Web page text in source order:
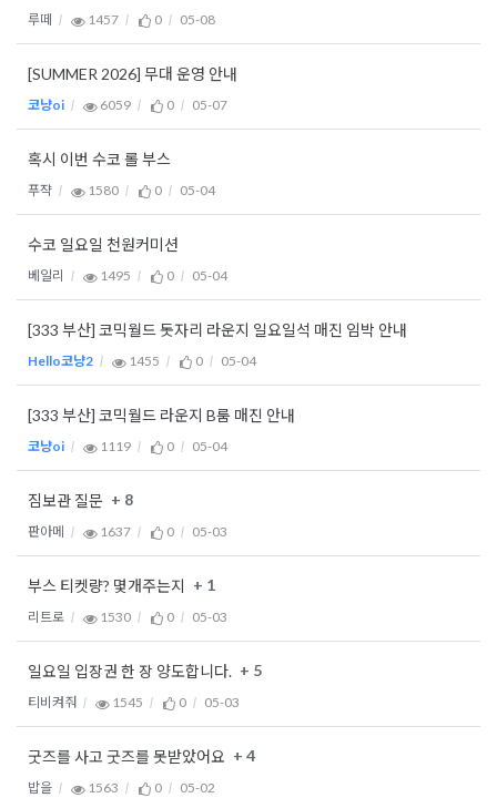
루떼 1457 0 05-08
[SUMMER 2026] 무대 운영 안내
코냥oi 6059 0 05-07
혹시 이번 수코 롤 부스
푸쟉 1580 0 05-04
수코 일요일 천원커미션
베일리 1495 0 05-04
[333 부산] 코믹월드 돗자리 라운지 일요일석 매진 임박 안내
Hello코냥2 1455 0 05-04
[333 부산] 코믹월드 라운지 B룸 매진 안내
코냥oi 1119 0 05-04
짐보관 질문 + 8
판아메 1637 0 05-03
부스 티켓량? 몇개주는지 + 1
리트로 1530 0 05-03
일요일 입장권 한 장 양도합니다. + 5
티비켜줘 1545 0 05-03
굿즈를 사고 굿즈를 못받았어요 + 4
밥을 1563 0 05-02